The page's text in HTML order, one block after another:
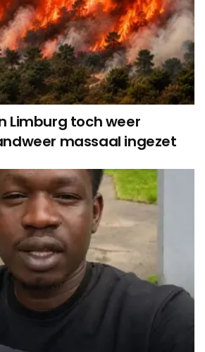
Limburg toch weer
massaal ingezet